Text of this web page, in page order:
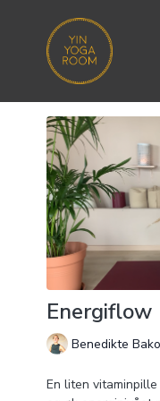
Energiflow
Benedikte
En liten